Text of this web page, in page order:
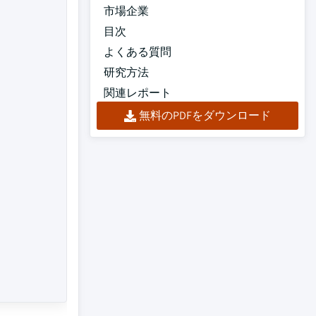
市場企業
目次
よくある質問
研究方法
関連レポート
無料のPDFをダウンロード